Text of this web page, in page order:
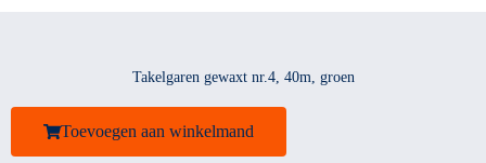
Takelgaren gewaxt nr.4, 40m, groen
Toevoegen aan winkelmand